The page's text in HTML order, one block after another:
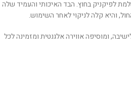
לפיקניק בחוץ. הבד האיכותי והעמיד שלה
והיא קלה לניקוי לאחר השימוש.
ומוסיפה אווירה אלגנטית ומזמינה לכל